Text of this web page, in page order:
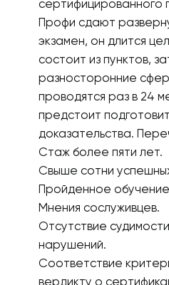
сертифицированного
Профи сдают
экзамен, он длится
состоит из пунктов,
разносторонние
проводятся раз в 24
предстоит
доказательства.
Стаж более пяти лет.
Свыше сотни
Пройденное
Мнения сослуживцев.
Отсутствие
нарушений.
Соответствие